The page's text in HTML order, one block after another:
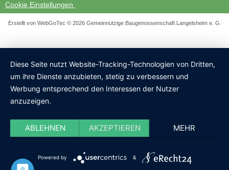
Cookie Einstellungen
Erstellt von WebGoTec © 2026 Gemeinnützige Baugenossenschaft Langelsheim e. G.
Diese Seite nutzt Website-Tracking-Technologien von Dritten,
um ihre Dienste anzubieten, stetig zu verbessern und
Werbung entsprechend den Interessen der Nutzer
anzuzeigen.
ABLEHNEN AKZEPTIEREN MEHR
Powered by &